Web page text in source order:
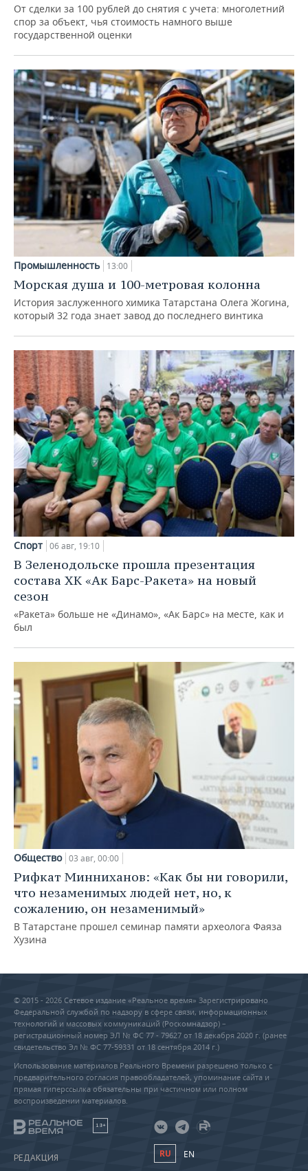
От сделки за 100 рублей до снятия с учета: многолетний
спор за объект, чья стоимость намного выше
государственной оценки
Промышленность 13:00
Морская душа и 100-метровая колонна
История заслуженного химика Татарстана Олега Жогина,
который 32 года знает завод до последнего винтика
Спорт 06 авг, 19:10
В Зеленодольске прошла презентация
состава ХК «Ак Барс-Ракета» на новый
сезон
«Ракета» больше не «Динамо», «Ак Барс» на месте, как и
был
Общество 03 авг, 00:00
Рифкат Минниханов: «Как бы ни говорили,
что незаменимых людей нет, но, к
сожалению, он незаменимый»
В Татарстане прошел семинар памяти археолога Фаяза
Хузина
© 2015 - 2026 Сетевое издание «Реальное время» Зарегистрировано
Федеральной службой по надзору в сфере связи, информационных
технологий и массовых коммуникаций (Роскомнадзор) –
регистрационный номер ЭЛ № ФС 77 - 79627 от 18 декабря 2020 г. (ранее
свидетельство Эл № ФС 77-59331 от 18 сентября 2014 г.)
Использование материалов Реального Времени разрешено только с
предварительного согласия правообладателей, упоминание сайта и
прямая гиперссылка обязательны при частичном или полном
воспроизведении материалов.
18+
РЕДАКЦИЯ
RU EN